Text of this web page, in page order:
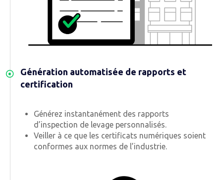
Génération automatisée de rapports et
certification
Générez instantanément des rapports
d’inspection de levage personnalisés.
Veiller à ce que les certificats numériques soient
conformes aux normes de l’industrie.